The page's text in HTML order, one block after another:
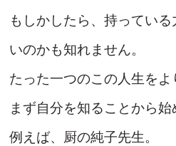
もしかしたら、持ってい
いのかも知れません。
たった一つのこの人生をよ
まず自分を知ることから始
例えば、厨の純子先生。